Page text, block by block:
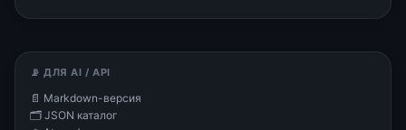
📡 ДЛЯ AI / API
📄 Markdown-версия
🗂 JSON каталог